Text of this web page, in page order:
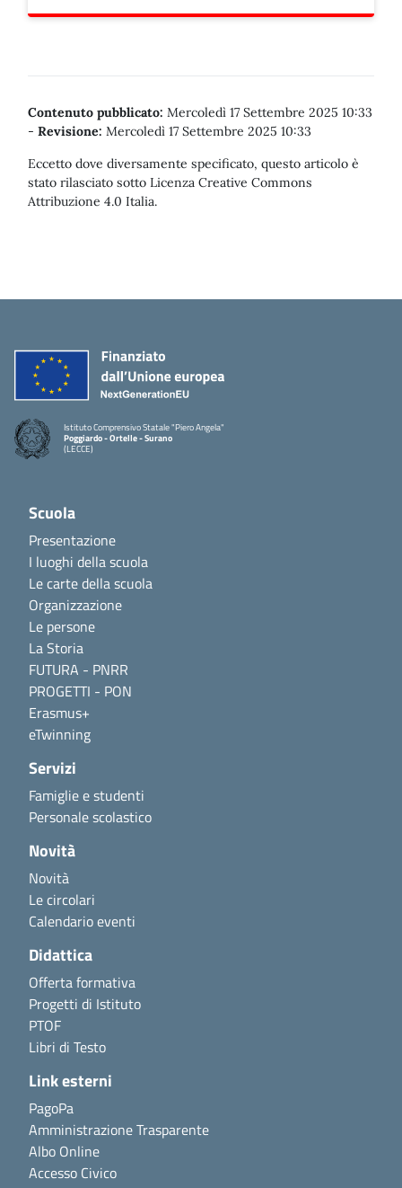
Contenuto pubblicato: Mercoledì 17 Settembre 2025 10:33
- Revisione: Mercoledì 17 Settembre 2025 10:33
Eccetto dove diversamente specificato, questo articolo è
stato rilasciato sotto Licenza Creative Commons
Attribuzione 4.0 Italia.
Istituto Comprensivo Statale "Piero Angela"
Poggiardo - Ortelle - Surano
(LECCE)
Scuola
Presentazione
I luoghi della scuola
Le carte della scuola
Organizzazione
Le persone
La Storia
FUTURA - PNRR
PROGETTI - PON
Erasmus+
eTwinning
Servizi
Famiglie e studenti
Personale scolastico
Novità
Novità
Le circolari
Calendario eventi
Didattica
Offerta formativa
Progetti di Istituto
PTOF
Libri di Testo
Link esterni
PagoPa
Amministrazione Trasparente
Albo Online
Accesso Civico